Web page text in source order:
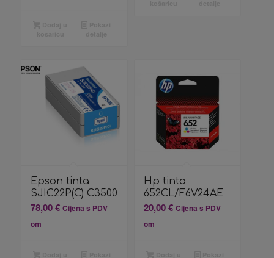
Epson tinta
SJIC22P(C) C3500
78,00€ Cijena s PDV
om
Hp tinta
652CL/F6V24AE
20,00€ Cijena s PDV
om